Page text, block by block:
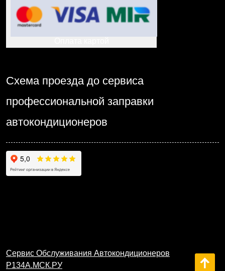
Схема проезда до сервиса
профессиональной заправки
автокондиционеров
Сервис Обслуживания Автокондиционеров
Р134А.МСК.РУ